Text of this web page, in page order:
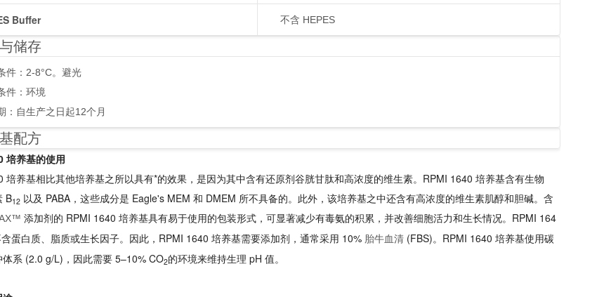
Buffer 不含 HEPES
储存
件：2-8°C。避光
件：环境
：自生产之日起12个月
配方
培养基的使用
培养基相比其他培养基之所以具有*的效果，是因为其中含有还原剂谷胱甘肽和高浓度的维生素。RPMI 1640 培养基含有生物
B12 以及 PABA，这些成分是 Eagle's MEM 和 DMEM 所不具备的。此外，该培养基之中还含有高浓度的维生素肌醇和胆碱。含
添加剂的 RPMI 1640 培养基具有易于使用的包装形式，可显著减少有毒氨的积累，并改善细胞活力和生长情况。RPMI 164
蛋白质、脂质或生长因子。因此，RPMI 1640 培养基需要添加剂，通常采用 10% 胎牛血清 (FBS)。RPMI 1640 培养基使用碳
系 (2.0 g/L)，因此需要 5–10% CO2的环境来维持生理 pH 值。